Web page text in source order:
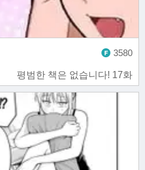
평범한 책은 없습니다! 17화
3580